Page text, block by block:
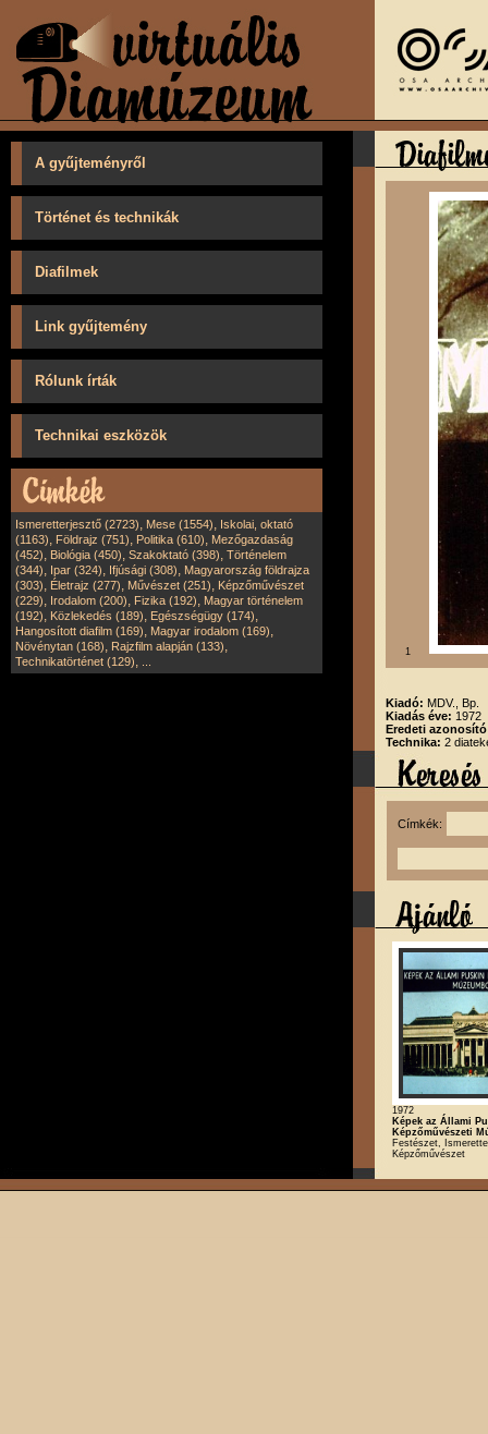
A gyűjteményről
Történet és technikák
Diafilmek
Link gyűjtemény
Rólunk írták
Technikai eszközök
Ismeretterjesztő (2723), Mese (1554), Iskolai, oktató
(1163), Földrajz (751), Politika (610), Mezőgazdaság
(452), Biológia (450), Szakoktató (398), Történelem
(344), Ipar (324), Ifjúsági (308), Magyarország földrajza
(303), Életrajz (277), Művészet (251), Képzőművészet
(229), Irodalom (200), Fizika (192), Magyar történelem
(192), Közlekedés (189), Egészségügy (174),
Hangosított diafilm (169), Magyar irodalom (169),
Növénytan (168), Rajzfilm alapján (133),
Technikatörténet (129),
1
Kiadó: MDV., Bp.
Kiadás éve: 1972
Eredeti
Technika: 2
Címkék:
1972
Képek az Állami
Képzőművészeti
Festészet,
Képzőművészet